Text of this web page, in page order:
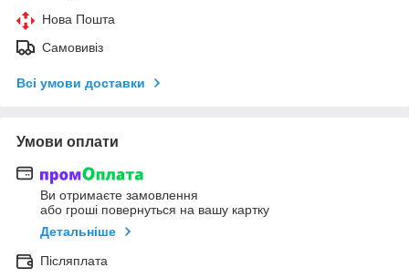
Нова Пошта
Самовивіз
Всі умови доставки
Умови оплати
Ви отримаєте замовлення
або гроші повернуться на вашу картку
Детальніше
Післяплата